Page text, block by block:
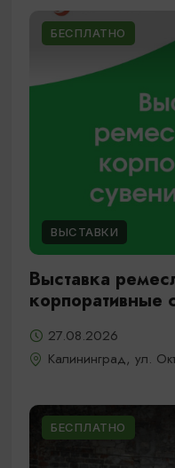
БЕСПЛАТНО
ВЫСТАВКИ
Выставка
корпоративные
27.08.2026
Калининград, ул.
БЕСПЛАТНО